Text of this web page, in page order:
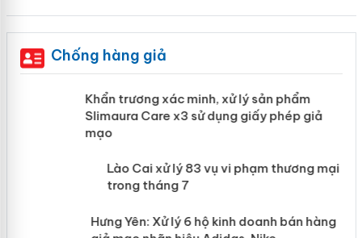
Chống hàng giả
Khẩn trương xác minh, xử lý sản phẩm
Slimaura Care x3 sử dụng giấy phép giả
mạo
Lào Cai xử lý 83 vụ vi phạm thương
mại trong tháng 7